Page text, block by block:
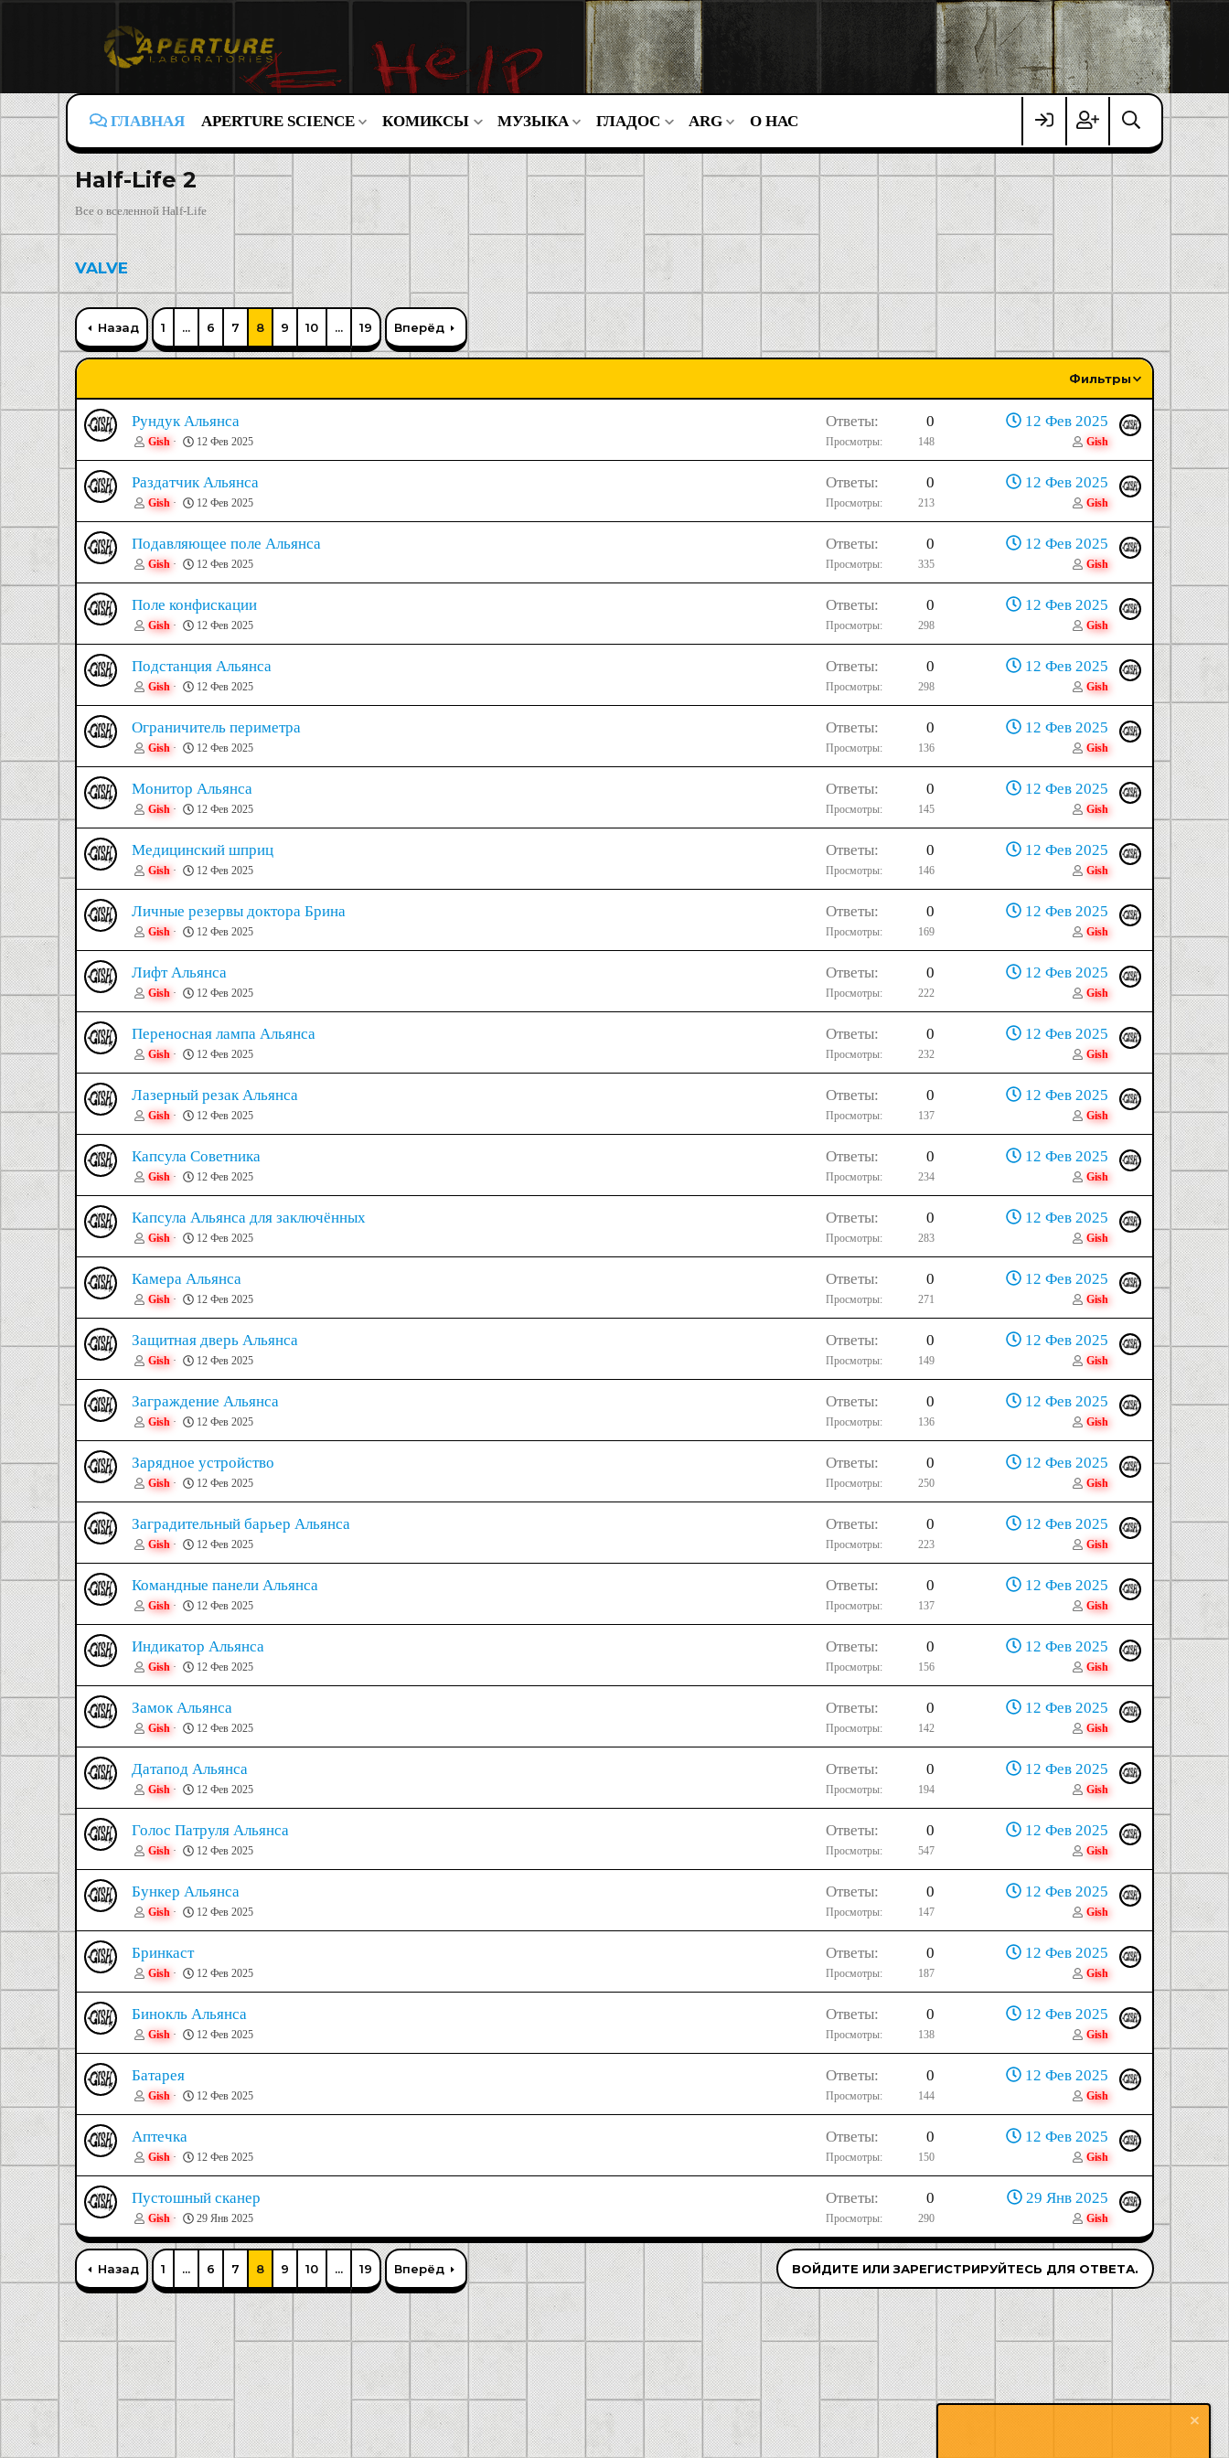
ГЛАВНАЯ APERTURE SCIENCE КОМИКСЫ МУЗЫКА ГЛАДОС ARG О НАС
Half-Life 2
Все о вселенной Half-Life
VALVE
Назад 1 ... 6 7 8 9 10 ... 19 Вперёд
Фильтры
Рундук Альянса
Gish 12 Фев 2025
Ответы 0
Просмотры 148
12 Фев 2025
Gish
Раздатчик Альянса
Gish 12 Фев 2025
Ответы 0
Просмотры 213
12 Фев 2025
Gish
Подавляющее поле Альянса
Gish 12 Фев 2025
Ответы 0
Просмотры 335
12 Фев 2025
Gish
Поле конфискации
Gish 12 Фев 2025
Ответы 0
Просмотры 298
12 Фев 2025
Gish
Подстанция Альянса
Gish 12 Фев 2025
Ответы 0
Просмотры 298
12 Фев 2025
Gish
Ограничитель периметра
Gish 12 Фев 2025
Ответы 0
Просмотры 136
12 Фев 2025
Gish
Монитор Альянса
Gish 12 Фев 2025
Ответы 0
Просмотры 145
12 Фев 2025
Gish
Медицинский шприц
Gish 12 Фев 2025
Ответы 0
Просмотры 146
12 Фев 2025
Gish
Личные резервы доктора Брина
Gish 12 Фев 2025
Ответы 0
Просмотры 169
12 Фев 2025
Gish
Лифт Альянса
Gish 12 Фев 2025
Ответы 0
Просмотры 222
12 Фев 2025
Gish
Переносная лампа Альянса
Gish 12 Фев 2025
Ответы 0
Просмотры 232
12 Фев 2025
Gish
Лазерный резак Альянса
Gish 12 Фев 2025
Ответы 0
Просмотры 137
12 Фев 2025
Gish
Капсула Советника
Gish 12 Фев 2025
Ответы 0
Просмотры 234
12 Фев 2025
Gish
Капсула Альянса для заключённых
Gish 12 Фев 2025
Ответы 0
Просмотры 283
12 Фев 2025
Gish
Камера Альянса
Gish 12 Фев 2025
Ответы 0
Просмотры 271
12 Фев 2025
Gish
Защитная дверь Альянса
Gish 12 Фев 2025
Ответы 0
Просмотры 149
12 Фев 2025
Gish
Заграждение Альянса
Gish 12 Фев 2025
Ответы 0
Просмотры 136
12 Фев 2025
Gish
Зарядное устройство
Gish 12 Фев 2025
Ответы 0
Просмотры 250
12 Фев 2025
Gish
Заградительный барьер Альянса
Gish 12 Фев 2025
Ответы 0
Просмотры 223
12 Фев 2025
Gish
Командные панели Альянса
Gish 12 Фев 2025
Ответы 0
Просмотры 137
12 Фев 2025
Gish
Индикатор Альянса
Gish 12 Фев 2025
Ответы 0
Просмотры 156
12 Фев 2025
Gish
Замок Альянса
Gish 12 Фев 2025
Ответы 0
Просмотры 142
12 Фев 2025
Gish
Датапод Альянса
Gish 12 Фев 2025
Ответы 0
Просмотры 194
12 Фев 2025
Gish
Голос Патруля Альянса
Gish 12 Фев 2025
Ответы 0
Просмотры 547
12 Фев 2025
Gish
Бункер Альянса
Gish 12 Фев 2025
Ответы 0
Просмотры 147
12 Фев 2025
Gish
Бринкаст
Gish 12 Фев 2025
Ответы 0
Просмотры 187
12 Фев 2025
Gish
Бинокль Альянса
Gish 12 Фев 2025
Ответы 0
Просмотры 138
12 Фев 2025
Gish
Батарея
Gish 12 Фев 2025
Ответы 0
Просмотры 144
12 Фев 2025
Gish
Аптечка
Gish 12 Фев 2025
Ответы 0
Просмотры 150
12 Фев 2025
Gish
Пустошный сканер
Gish 29 Янв 2025
Ответы 0
Просмотры 290
29 Янв 2025
Gish
Назад 1 ... 6 7 8 9 10 ... 19 Вперёд ВОЙДИТЕ ИЛИ ЗАРЕГИСТРИРУЙТЕСЬ ДЛЯ ОТВЕТА.